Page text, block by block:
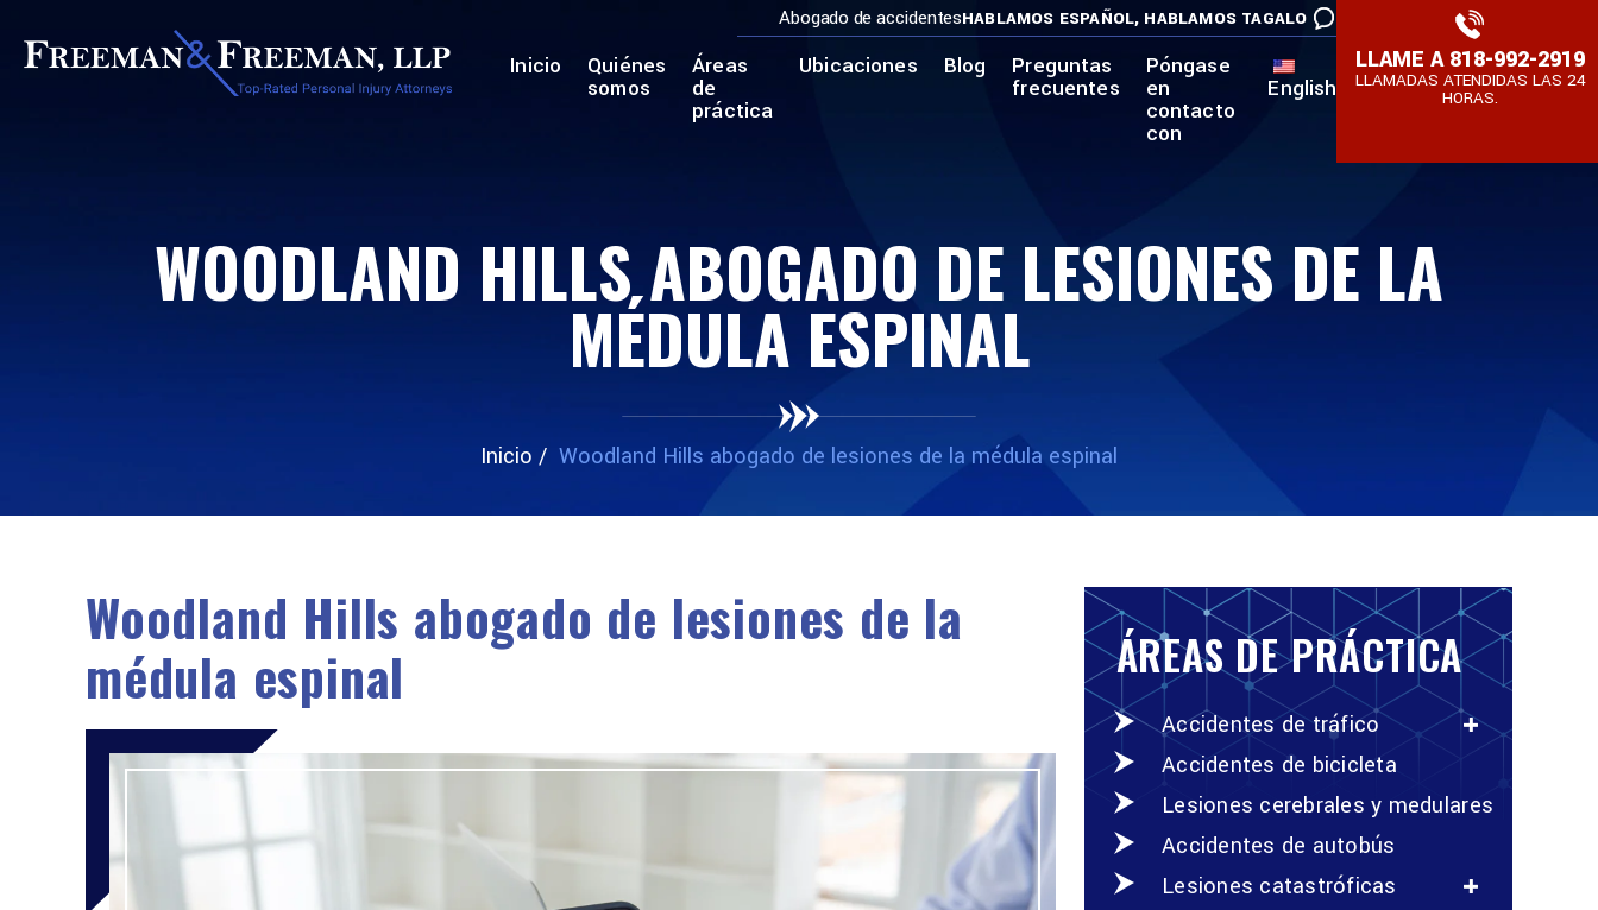
Abogado de accidentesHABLAMOS ESPAÑOL, HABLAMOS TAGALO
Inicio Quiénes
somos
Áreas
de
práctica
Ubicaciones Blog Preguntas
frecuentes
Póngase
en
contacto
con
English
LLAME A818-992-2919
LLAMADAS ATENDIDAS LAS 24
HORAS.
WOODLAND HILLS ABOGADO DE LESIONES DE LA
MÉDULA ESPINAL
Inicio / Woodland Hills abogado de lesiones de la médula espinal
Woodland Hills abogado de lesiones de la
médula espinal
ÁREAS DE PRÁCTICA
Accidentes de tráfico
Accidentes de bicicleta
Lesiones cerebrales y medulares
Accidentes de autobús
Lesiones catastróficas